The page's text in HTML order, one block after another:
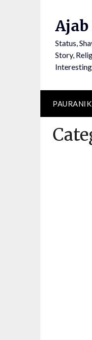
Ajab
Status,
Story,